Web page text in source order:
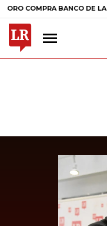
BANCO DE LA